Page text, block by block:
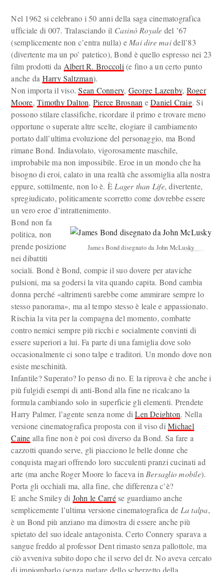
Nel 1962 si celebrano i 50 anni della saga cinematografica
ufficiale di 007. Tralasciando il Casinò Royale del ’67
(semplicemente non c’entra nulla) e Mai dire maidell’83
(divertente ma un po’ patetico), Bond è quello espresso nei 23
film prodotti da Albert R. Broccoli (e fino a un certo punto
anche da Harry Saltzman).
Non importa il viso.Sean Connery, George Lazenby, Roger
Moore,Timothy Dalton, Pierce Brosnan eDaniel Craig. Si
possono stilare classifiche, ricordare il primo e trovare meno
opportune o superate altre scelte, elogiare il cambiamento
portato dall’ultima evoluzione del personaggio, ma Bond
rimane Bond. Indiavolato, vigorosamente maschile,
improbabile ma non impossibile. Eroe in un mondo che ha
bisogno di eroi, calato in una realtà che assomiglia alla nostra
eppure, sottilmente, non lo è. È Lager than Life, divertente,
spregiudicato, politicamente scorretto come dovrebbe essere
un vero eroe d’intrattenimento.
James Bond disegnato da John McLusky
Bond non fa
politica, non
prende posizione
nei dibattiti
sociali. Bond è Bond, compie il suo dovere per ataviche
pulsioni, ma sa godersi la vita quando capita. Bond cambia
donna perché «altrimenti sarebbe come ammirare sempre lo
stesso panorama», ma al tempo stesso è leale e appassionato.
Rischia la vita per la compagna del momento, combatte
contro nemici sempre più ricchi e socialmente convinti di
essere superiori a lui. Fa parte di una famiglia dove solo
occasionalmente ci sono talpe e traditori. Un mondo dove non
esiste meschinità.
Infantile? Superato? Io penso di no. E la riprova è che anche i
più fulgidi esempi di anti-Bond alla fine ne ricalcano la
formula cambiando solo in superficie gli elementi. Prendete
Harry Palmer, l’agente senza nome diLen Deighton. Nella
versione cinematografica proposta con il viso diMichael
Caine alla fine non è poi così diverso da Bond. Sa fare a
cazzotti quando serve, gli piacciono le belle donne che
conquista magari offrendo loro succulenti pranzi cucinati ad
arte (ma anche Roger Moore lo faceva in Bersaglio mobile).
Porta gli occhiali ma, alla fine, che differenza c’è?
E anche Smiley di John le Carrése guardiamo anche
semplicemente l’ultima versione cinematografica de La talpa,
è un Bond più anziano ma dimostra di essere anche più
spietato del suo ideale antagonista. Certo Connery sparava a
sangue freddo al professor Dent rimasto senza pallottole, ma
ciò avveniva subito dopo che il servo del dr. No aveva cercato
di impiombarlo (senza parlare dello scherzetto della